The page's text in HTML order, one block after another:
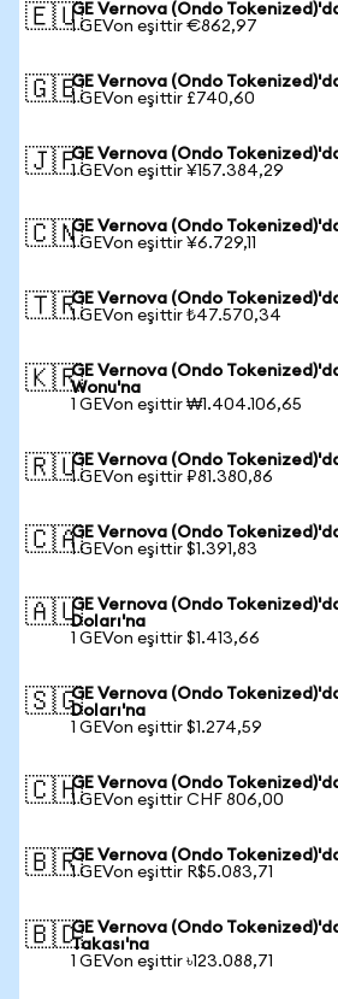
🇪🇺GE Vernova (Ondo
1 GEVon eşittir €862,97
🇬🇧GE Vernova (Ondo
1 GEVon eşittir £740,60
🇯🇵GE Vernova (Ondo
1 GEVon eşittir ¥157.384,29
🇨🇳GE Vernova (Ondo
1 GEVon eşittir ¥6.729,11
🇹🇷GE Vernova (Ondo
1 GEVon eşittir ₺47.570,34
🇰🇷GE Vernova (Ondo
Wonu'na
1 GEVon eşittir ₩1.404.106,65
🇷🇺GE Vernova (Ondo
1 GEVon eşittir ₽81.380,86
🇨🇦GE Vernova (Ondo
1 GEVon eşittir $1.391,83
🇦🇺GE Vernova (Ondo
Doları'na
1 GEVon eşittir $1.413,66
🇸🇬GE Vernova (Ondo
Doları'na
1 GEVon eşittir $1.274,59
🇨🇭GE Vernova (Ondo
1 GEVon eşittir CHF 806,00
🇧🇷GE Vernova (Ondo
1 GEVon eşittir R$5.083,71
🇧🇩GE Vernova (Ondo
Takası'na
1 GEVon eşittir ৳123.088,71